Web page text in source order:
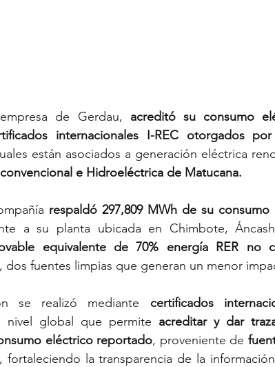
empresa de Gerdau, acreditó su consumo
internacionales I-REC otorgados
están asociados a generación eléctrica
e Hidroeléctrica de Matucana.
respaldó 297,809 MWh de su
a su planta ubicada en Chimbote,
equivalente de 70% energía RER no
, dos fuentes limpias que generan un menor
se realizó mediante certificados
nivel global que permite acreditar y dar
eléctrico reportado, proveniente de
, fortaleciendo la transparencia de la